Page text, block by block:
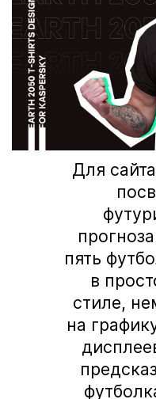
Для
пять
в
стиле,
на